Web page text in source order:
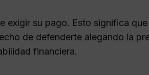
exigir su pago. Esto significa
de defenderte alegando la
financiera.